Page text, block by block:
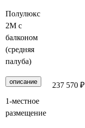
Полулюкс
2М с
балконом
(средняя
палуба)
описание
1-местное
размещение
237 570 ₽